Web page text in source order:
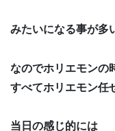
みたいになる事が多
なのでホリエモンの
すべてホリエモン任
当日の感じ的には